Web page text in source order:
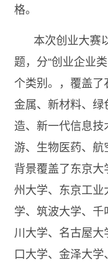
格。
本次创业大赛
题，分“创业企业
个类别。，覆盖
金属、新材料、
造、新一代信息
游、生物医药、
背景覆盖了东京
州大学、东京工
学、筑波大学、
川大学、名古屋
口大学、金泽大